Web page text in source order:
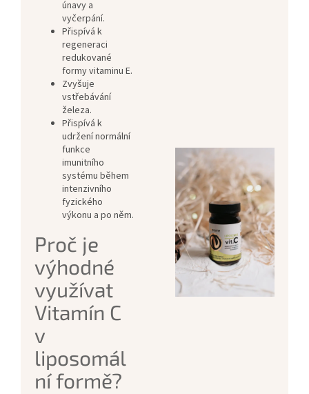
únavy a
vyčerpání.
Přispívá k
regeneraci
redukované
formy vitaminu E.
Zvyšuje
vstřebávání
železa.
Přispívá k
udržení normální
funkce
imunitního
systému během
intenzivního
fyzického
výkonu a po něm.
Proč je
výhodné
využívat
Vitamín C
v
liposomál
ní formě?